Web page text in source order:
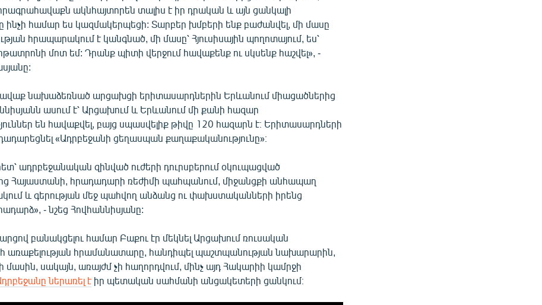
ակնհայտորեն տալիս է իր դրական և այն ցանկալի
ինչի համար ես կազմակերպեցի: Տարբեր խմբերի ենք բաժանվել, մի մասը
հրապարակում է կանգնած, մի մասը՝ Հյուսիսային պողոտայում, ես՝
մոտ եմ: Դրանք պիտի վերջում հավաքենք ու սկսենք հաշվել», -
նախաձեռնած արցախցի երիտասարդներին Երևանում միացածներից
ասում է՝ Արցախում և Երևանում մի քանի հազար
են հավաքվել, բայց սպասվելիք թիվը 120 հազարն է։ Երիտասարդների
«Ադրբեջանի ցեղասպան քաղաքականությունը»։
ադրբեջանական զինված ուժերի դուրսբերում օկուպացված
Հայաստանի, հրադադարի ռեժիմի պահպանում, միջանցքի անհապաղ
և գերության մեջ պահվող անձանց ու փախստականների իրենց
- նշեց Հովհաննիսյանը:
բանակցելու համար Բաքու էր մեկնել Արցախում ռուսական
հրամանատարը, հանդիպել պաշտպանության նախարարին,
մասին, սակայն, առայժմ չի հաղորդվում, մինչ այդ Հակարիի կամրջի
ներառել էիր պետական սահմանի անցակետերի ցանկում։